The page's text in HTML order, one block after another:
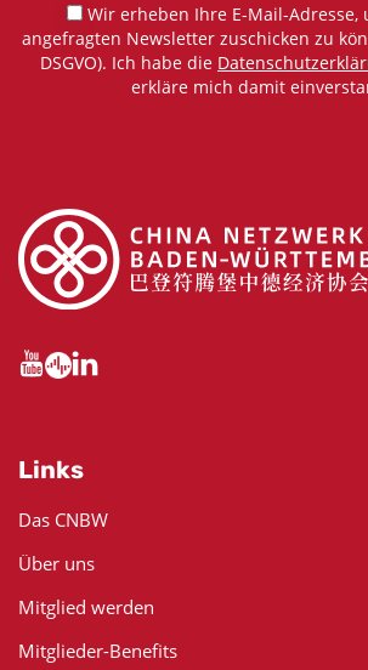
Wir erheben Ihre E-Mail-Adresse,
angefragten Newsletter zuschicken zu
DSGVO). Ich habe die
erkläre mich damit
Links
Das CNBW
Über uns
Mitglied werden
Mitglieder-Benefits